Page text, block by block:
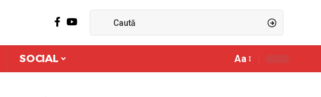
SOCIAL
Ajustor
Aa